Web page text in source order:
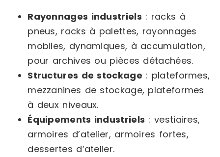
Rayonnages industriels : racks à
pneus, racks à palettes, rayonnages
mobiles, dynamiques, à accumulation,
pour archives ou pièces détachées.
Structures de stockage : plateformes,
mezzanines de stockage, plateformes
à deux niveaux.
Équipements industriels : vestiaires,
armoires d’atelier, armoires fortes,
dessertes d’atelier.